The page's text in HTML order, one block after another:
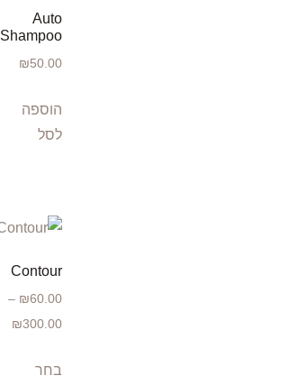
Auto
Shampoo
₪50.00
הוספה
לסל
Contour
₪60.00
–
₪300.00
בחר